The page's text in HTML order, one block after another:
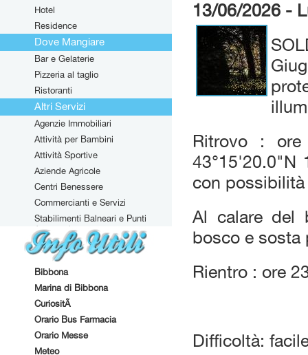
Hotel
Residence
Dove Mangiare
Bar e Gelaterie
Pizzeria al taglio
Ristoranti
Altri Servizi
Agenzie Immobiliari
Attività per Bambini
Attività Sportive
Aziende Agricole
Centri Benessere
Commercianti e Servizi
Stabilimenti Balneari e Punti
Attrezzati
Bibbona
Marina di Bibbona
CuriositÃ
Orario Bus Farmacia
Orario Messe
Meteo
13/06/2026 -
Ritrovo :
43°15'20.0"N
con
Al calare del
bosco e sosta
Rientro : ore
Difficoltà: